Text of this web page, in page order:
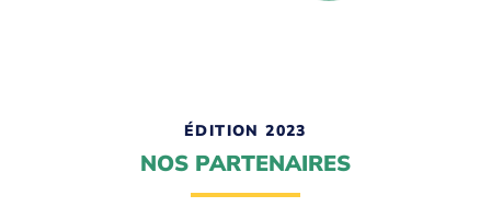
ÉDITION 2023
NOS PARTENAIRES